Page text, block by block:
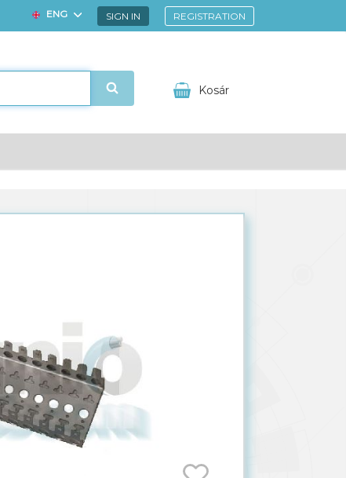
ENG SIGN IN REGISTRATION
Kosár